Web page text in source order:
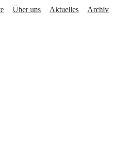
Über uns Aktuelles Archiv